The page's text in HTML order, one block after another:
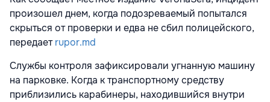
произошел днем, когда подозреваемый попытался
скрыться от проверки и едва не сбил полицейского,
передаетrupor.md
Службы контроля зафиксировали угнанную машину
на парковке. Когда к транспортному средству
приблизились карабинеры, находившийся внутри